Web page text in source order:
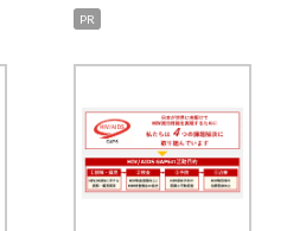
PR